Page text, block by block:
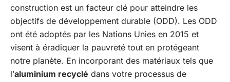
construction est un facteur clé pour atteindre les
objectifs de développement durable (ODD). Les ODD
ont été adoptés par les Nations Unies en 2015 et
visent à éradiquer la pauvreté tout en protégeant
notre planète. En incorporant des matériaux tels que
l’aluminium recyclé dans votre processus de